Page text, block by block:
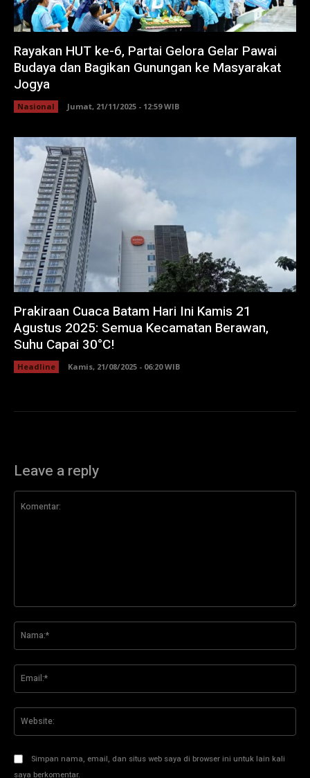
Rayakan HUT ke-6, Partai Gelora Gelar Pawai
Budaya dan Bagikan Gunungan ke Masyarakat
Jogya
Nasional Jumat, 21/11/2025 - 12:59 WIB
Prakiraan Cuaca Batam Hari Ini Kamis 21
Agustus 2025: Semua Kecamatan Berawan,
Suhu Capai 30°C!
Headline Kamis, 21/08/2025 - 06:20 WIB
Leave a reply
Simpan nama, email, dan situs web saya di browser ini untuk lain kali
saya berkomentar.